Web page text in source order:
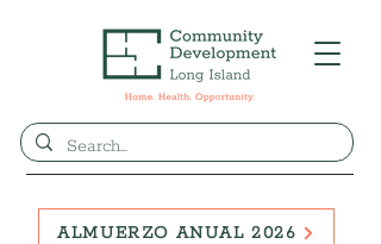
ALMUERZO ANUAL 2026